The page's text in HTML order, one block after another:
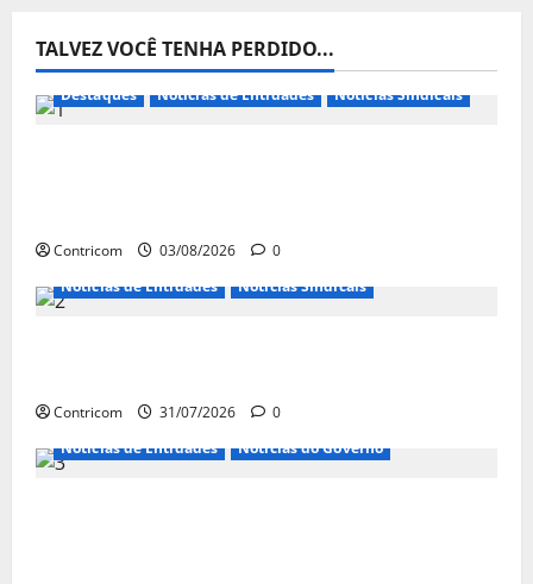
TALVEZ VOCÊ TENHA PERDIDO...
Destaques Notícias de Entidades Notícias Sindicais
Contricom 03/08/2026
0
Notícias de Entidades
Notícias Sindicais
Contricom 31/07/2026
0
Notícias de Entidades
Notícias do Governo